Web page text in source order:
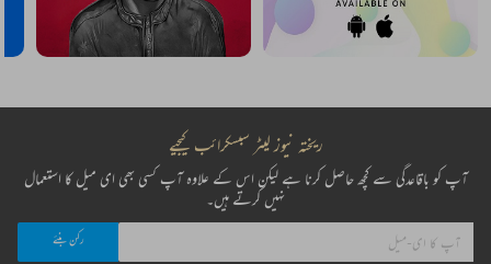
ریختہ نیوز لیٹر سبسکرائب کیجیے
آپ کو باقاعدگی سے کچھ حاصل کرنا ہے لیکن اس کے علاوہ آپ کسی بھی ای میل کا استعمال
نہیں کرتے ہیں۔